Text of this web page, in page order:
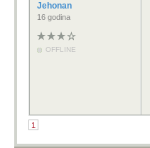
Jehonan
16 godina
OFFLINE
1